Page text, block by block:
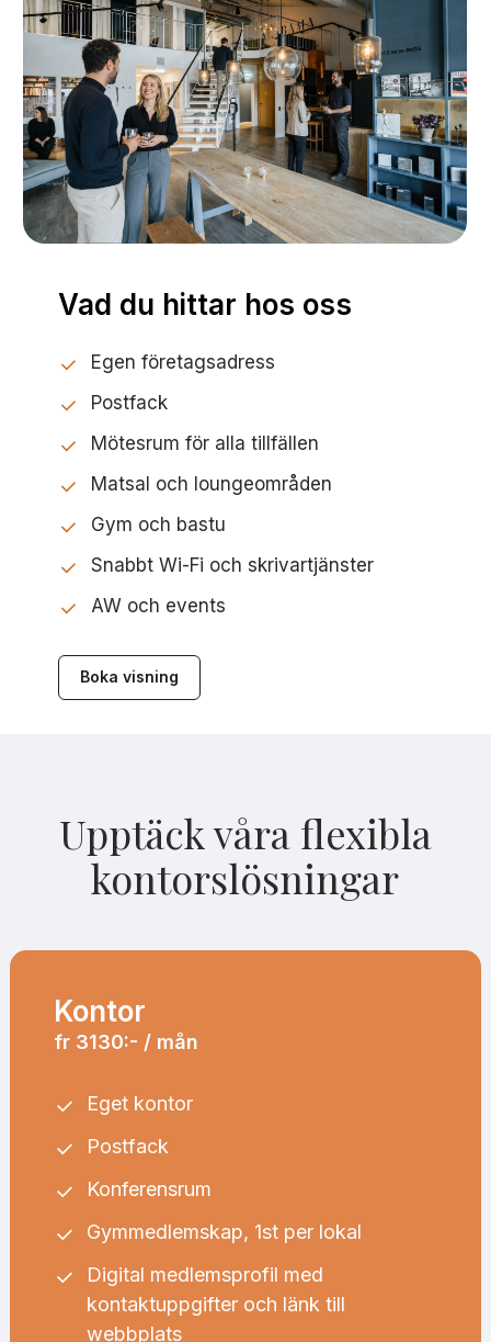
Vad du hittar hos oss
Egen företagsadress
Postfack
Mötesrum för alla tillfällen
Matsal och loungeområden
Gym och bastu
Snabbt Wi-Fi och skrivartjänster
AW och events
Boka visning
Upptäck våra flexibla
kontorslösningar
Kontor
fr 3130:- / mån
Eget kontor
Postfack
Konferensrum
Gymmedlemskap, 1st per lokal
Digital medlemsprofil med
kontaktuppgifter och länk till
webbplats